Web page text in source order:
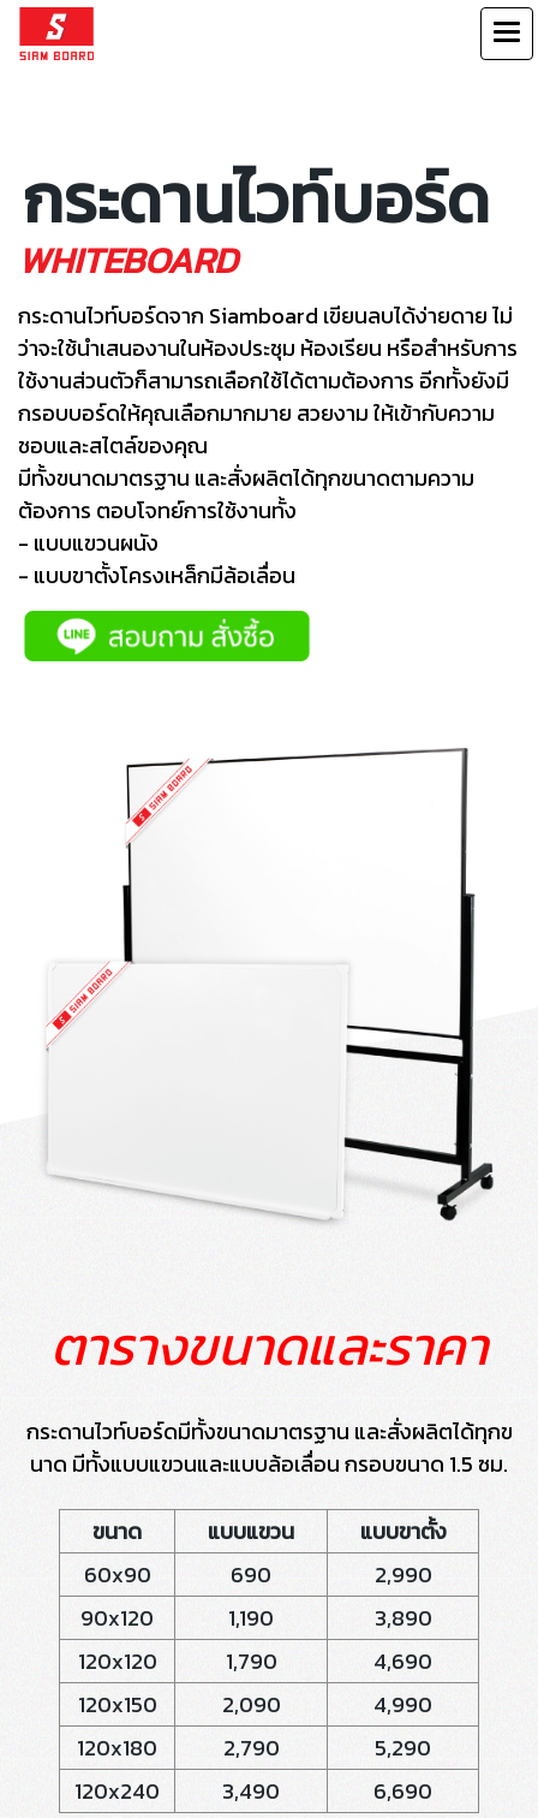
กระดานไวท์บอร์ด
WHITEBOARD
กระดานไวท์บอร์ดจาก Siamboard เขียนลบได้ง่ายดาย ไม่
ว่าจะใช้นำเสนองานในห้องประชุม ห้องเรียน หรือสำหรับการ
ใช้งานส่วนตัวก็สามารถเลือกใช้ได้ตามต้องการ อีกทั้งยังมี
กรอบบอร์ดให้คุณเลือกมากมาย สวยงาม ให้เข้ากับความ
ชอบและสไตล์ของคุณ
มีทั้งขนาดมาตรฐาน และสั่งผลิตได้ทุกขนาดตามความ
ต้องการ ตอบโจทย์การใช้งานทั้ง
- แบบแขวนผนัง
- แบบขาตั้งโครงเหล็กมีล้อเลื่อน
ตารางขนาดและราคา
กระดานไวท์บอร์ดมีทั้งขนาดมาตรฐาน และสั่งผลิตได้ทุกข
นาด มีทั้งแบบแขวนและแบบล้อเลื่อน กรอบขนาด 1.5 ซม.
ขนาด แบบแขวน
แบบขาตั้ง
60x90
690
2,990
90x120
1,190
3,890
120x120
1,790
4,690
120x150
2,090
4,990
120x180
2,790
5,290
120x240
3,490 6,690